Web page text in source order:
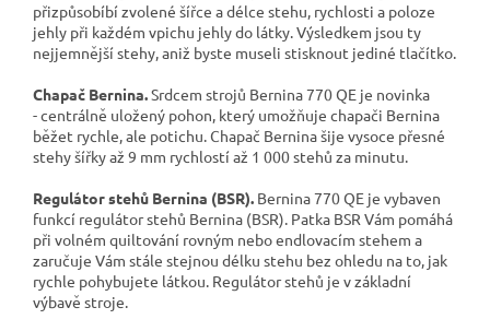
přizpůsobíbí zvolené šířce a délce stehu, rychlosti a poloze
jehly při každém vpichu jehly do látky. Výsledkem jsou ty
nejjemnější stehy, aniž byste museli stisknout jediné tlačítko.
Chapač Bernina.Srdcem strojů Bernina 770 QE je novinka
- centrálně uložený pohon, který umožňuje chapači Bernina
běžet rychle, ale potichu. Chapač Bernina šije vysoce přesné
stehy šířky až 9 mm rychlostí až 1 000 stehů za minutu.
Regulátor stehů Bernina (BSR). Bernina 770 QE je vybaven
funkcí regulátor stehů Bernina (BSR). Patka BSR Vám pomáhá
při volném quiltování rovným nebo endlovacím stehem a
zaručuje Vám stále stejnou délku stehu bez ohledu na to, jak
rychle pohybujete látkou. Regulátor stehů je v základní
výbavě stroje.